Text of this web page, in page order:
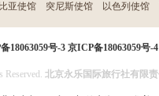
亚使馆 突尼斯使馆 以色列使馆
18063059号-3 京ICP备18063059号-4
北京永乐国际旅行社有限